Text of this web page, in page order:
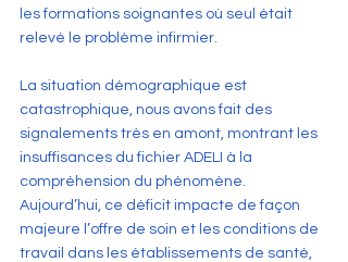
les formations soignantes où seul était
relevé le problème infirmier.
La situation démographique est
catastrophique, nous avons fait des
signalements très en amont, montrant les
insuffisances du fichier ADELI à la
compréhension du phénomène.
Aujourd’hui, ce déficit impacte de façon
majeure l’offre de soin et les conditions de
travail dans les établissements de santé,